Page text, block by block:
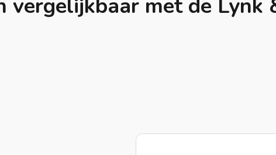
vergelijkbaar met de Lynk